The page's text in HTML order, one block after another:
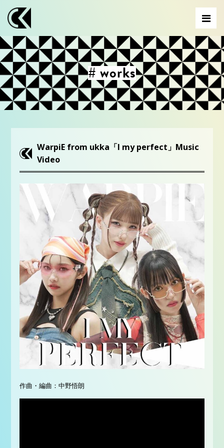
# works
WarpiE from ukka「I my perfect」Music
Video
作曲・編曲：中野悟朗